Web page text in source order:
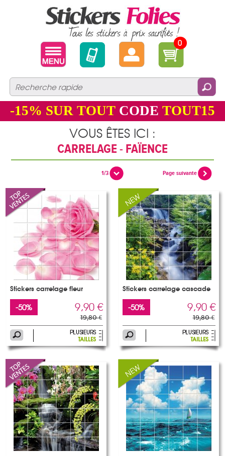
0
-15% SUR TOUT CODE TOUT15
VOUS ÊTES ICI :
CARRELAGE - FAÏENCE
Page suivante
1/3
Stickers carrelage fleur
-50% 9,90 €
19,80 €
Stickers carrelage cascade
-50% 9,90 €
19,80 €